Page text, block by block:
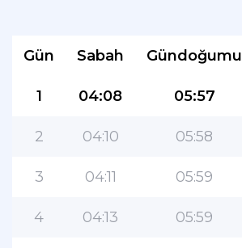
Gün Sabah Gündoğumu
1 04:08 05:57
2 04:10 05:58
3 04:11 05:59
4 04:13 05:59